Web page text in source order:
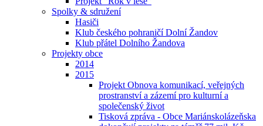
Spolky & sdružení
Hasiči
Klub českého pohraničí Dolní Žandov
Klub přátel Dolního Žandova
Projekty obce
2014
2015
Projekt Obnova komunikací, veřejných
prostranství a zázemí pro kulturní a
společenský život
Tisková zpráva - Obce Mariánskolázeňska